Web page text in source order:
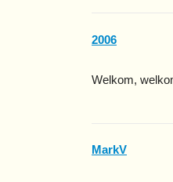
2006
Welkom,
MarkV